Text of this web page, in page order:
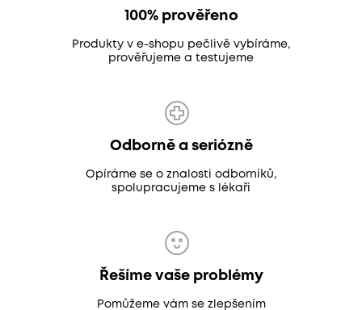
100% prověřeno
Produkty v e-shopu pečlivě vybíráme,
prověřujeme a testujeme
Odborně a seriózně
Opíráme se o znalosti odborníků,
spolupracujeme s lékaři
Řešíme vaše problémy
Pomůžeme vám se zlepšením